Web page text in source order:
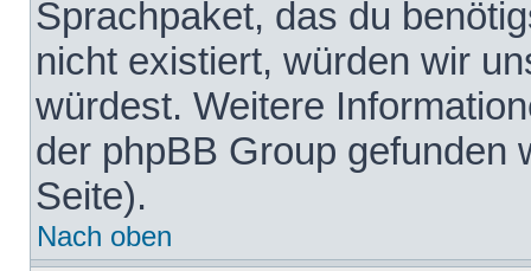
Sprachpaket, das du
nicht existiert, würden wir
würdest. Weitere
der phpBB Group gefunden
Seite).
Nach oben